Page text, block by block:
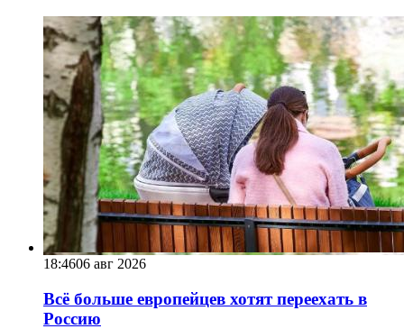
18:4606 авг 2026
Всё больше европейцев хотят переехать в
Россию